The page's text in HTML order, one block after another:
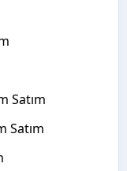
Satım
Satım